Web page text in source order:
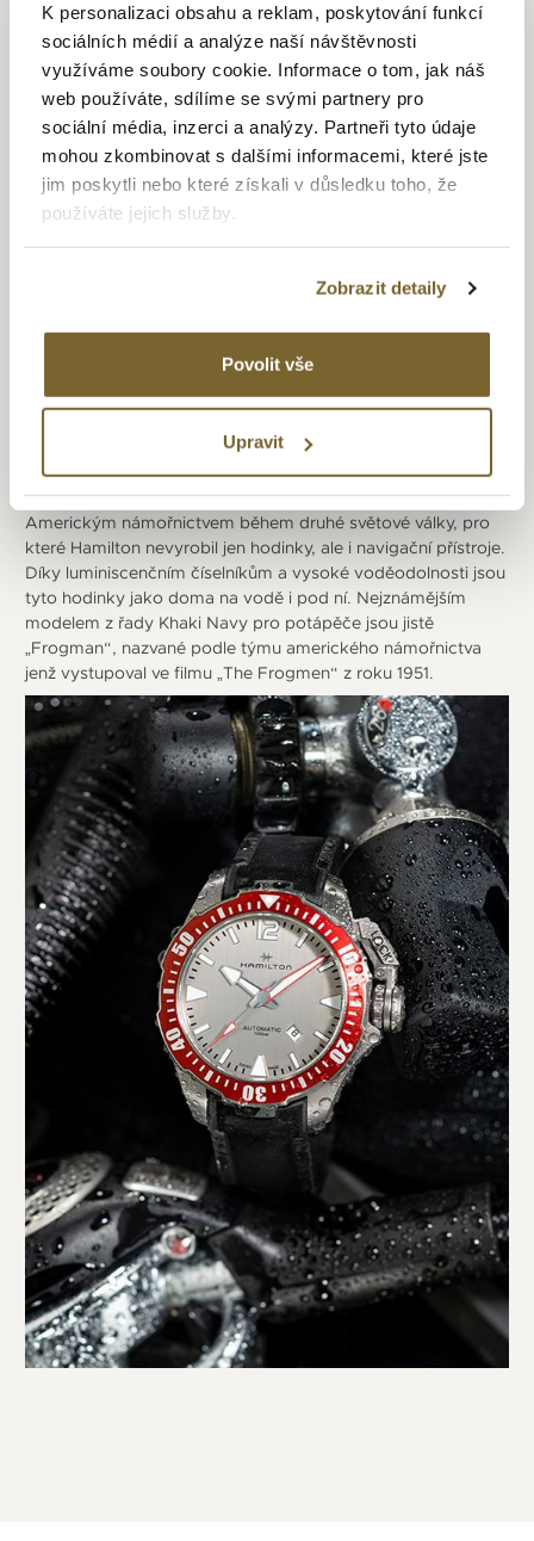
K personalizaci obsahu a reklam, poskytování funkcí
sociálních médií a analýze naší návštěvnosti
využíváme soubory cookie. Informace o tom, jak náš
web používáte, sdílíme se svými partnery pro
sociální média, inzerci a analýzy. Partneři tyto údaje
mohou zkombinovat s dalšími informacemi, které jste
jim poskytli nebo které získali v důsledku toho, že
používáte jejich služby.
Zobrazit detaily
Povolit vše
Upravit
filmového průmyslu a Hamiltonu přetrvává až do dnešní
doby, kdy se už objevily ve více než 450 filmech (Den
nezávislosti, Muži v černém nebo Smrtonosná past). Hodinky
„Ventura“ byly první elektronické hodinky s revolučním
designem, dnes spojovaným s Elvisem Presleym, který si je
oblíbil. Dalším prvenstvím byly první hodinky s LED displejem
a to model „Pulsar“ (1972) a o rok později první chronograf
firmy Hamilton s automatickým nátahem. Dnes Hamilton
nabízí modelové řady Jazzmaster, American Classic,
KHAKI NAVY
Pokud je vaší vášní potápění a jiné vodní sporty, kolekce
hodinek Hamilton Khaki Navy by mohla být pro Vás ta pravá.
Inspirováno hodinkami vytvořenými ve spolupráci s
Americkým námořnictvem během druhé světové války, pro
které Hamilton nevyrobil jen hodinky, ale i navigační přístroje.
Díky luminiscenčním číselníkům a vysoké voděodolnosti jsou
tyto hodinky jako doma na vodě i pod ní. Nejznámějším
modelem z řady Khaki Navy pro potápěče jsou jistě
„Frogman“, nazvané podle týmu amerického námořnictva
jenž vystupoval ve filmu „The Frogmen“ z roku 1951.